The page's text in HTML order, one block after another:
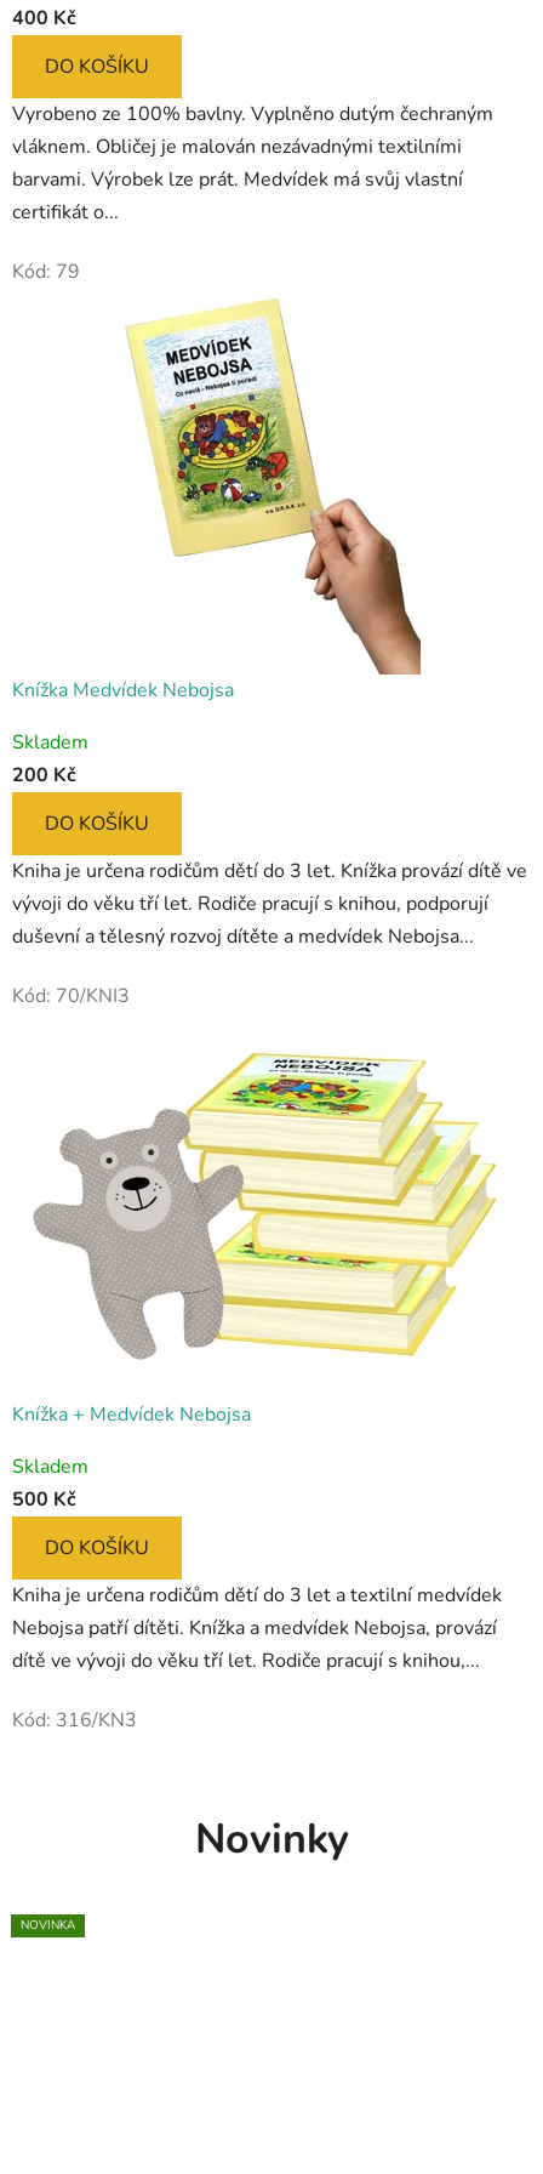
ě
k
u
j
e
m
produktu
5,0
z
5
hvězdiček.
400 Kč
DO KOŠÍKU
Vyrobeno ze 100% bavlny. Vyplněno dutým čechraným
vláknem. Obličej je malován nezávadnými textilními
barvami. Výrobek lze prát. Medvídek má svůj vlastní
certifikát o...
Kód: 79
Knížka Medvídek Nebojsa
Skladem
200 Kč
DO KOŠÍKU
Kniha je určena rodičům dětí do 3 let. Knížka provází dítě ve
vývoji do věku tří let. Rodiče pracují s knihou, podporují
duševní a tělesný rozvoj dítěte a medvídek Nebojsa...
Kód: 70/KNI3
Knížka + Medvídek Nebojsa
Skladem
500 Kč
DO KOŠÍKU
Kniha je určena rodičům dětí do 3 let a textilní medvídek
Nebojsa patří dítěti. Knížka a medvídek Nebojsa, provází
dítě ve vývoji do věku tří let. Rodiče pracují s knihou,...
Kód: 316/KN3
Novinky
NOVINKA
NOVINKA
NOVINKA
NOVINKA
NOVINKA
NOVINKA
NOVINKA
NOVINKA